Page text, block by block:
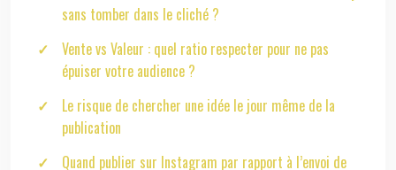
sans tomber dans le cliché ?
Vente vs Valeur : quel ratio respecter pour ne pas
épuiser votre audience ?
Le risque de chercher une idée le jour même de la
publication
Quand publier sur Instagram par rapport à l’envoi de